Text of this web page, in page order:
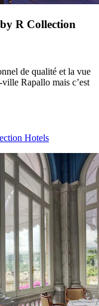
R Collection
de qualité et la vue
Rapallo mais c’est
Hotels